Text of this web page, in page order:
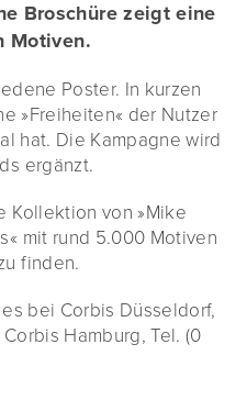
Broschüre zeigt eine
Motiven.
Poster. In kurzen
»Freiheiten« der Nutzer
hat. Die Kampagne wird
ergänzt.
Kollektion von »Mike
mit rund 5.000 Motiven
finden.
bei Corbis Düsseldorf,
Hamburg, Tel. (0